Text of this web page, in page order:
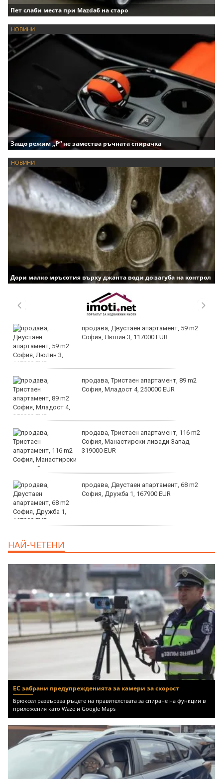
Пет слаби места при Mazda6 на старо
НОВИНИ
Защо режим „P“ не замества ръчната спирачка
НОВИНИ
Дори малко мръсотия върху джанта води до загуба на контрол
продава, Двустаен апартамент, 59 m2
София, Люлин 3, 117000 EUR
продава, Тристаен апартамент, 89 m2
София, Младост 4, 250000 EUR
продава, Тристаен апартамент, 116 m2
София, Манастирски ливади Запад,
319000 EUR
продава, Двустаен апартамент, 68 m2
София, Дружба 1, 167900 EUR
НАЙ-ЧЕТЕНИ
ЕС забрани предупрежденията за камери за скорост
Брюксел развързва ръцете на правителствата за спиране на функции в
приложения като Waze и Google Maps